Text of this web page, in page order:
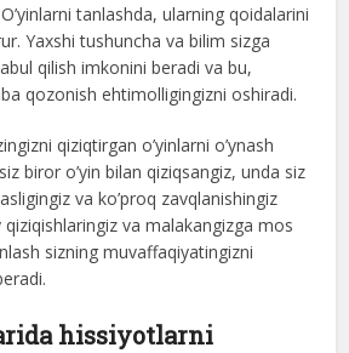
tanlashda, ularning qoidalarini
Yaxshi tushuncha va bilim sizga
qilish imkonini beradi va bu,
qozonish ehtimolligingizni oshiradi.
qiziqtirgan o’yinlarni o’ynash
biror o’yin bilan qiziqsangiz, unda siz
va ko’proq zavqlanishingiz
qiziqishlaringiz va malakangizga mos
sizning muvaffaqiyatingizni
hissiyotlarni